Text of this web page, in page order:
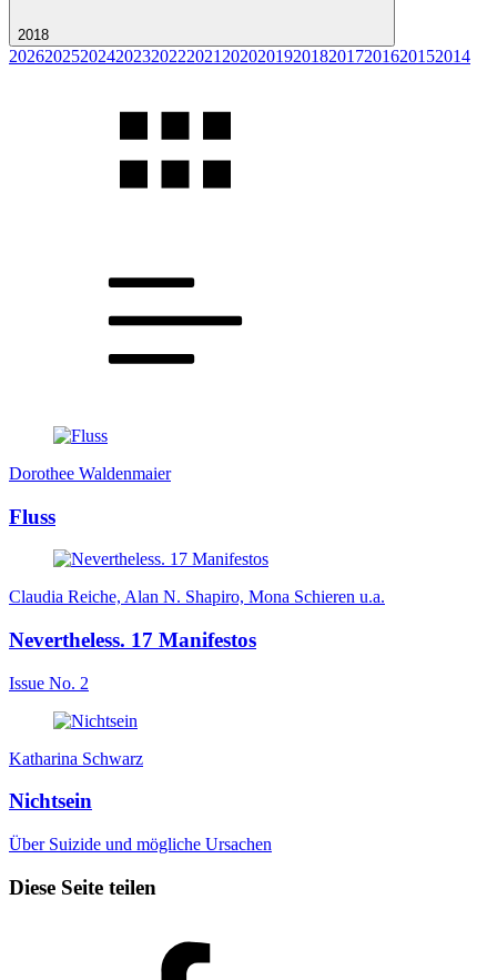
2018
202620252024202320222021 2020201920182017201620152014
Dorothee Waldenmaier
Fluss
Claudia Reiche, Alan N. Shapiro, Mona Schieren u.a.
Nevertheless. 17 Manifestos
Issue No. 2
Katharina Schwarz
Nichtsein
Über Suizide und mögliche Ursachen
Diese Seite teilen